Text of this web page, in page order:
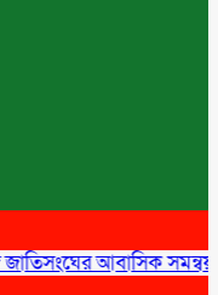
আবাসিক সমন্বয়কারীর